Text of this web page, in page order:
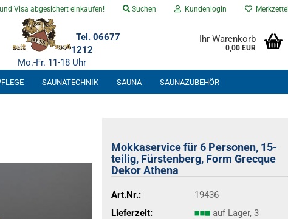
Visa abgesichert einkaufen! Suchen Kundenlogin Merkzettel
Tel. 06677
1212
Mo.-Fr. 11-18 Uhr
Ihr Warenkorb
0,00 EUR
SAUNATECHNIK SAUNA SAUNAZUBEHÖR
Mokkaservice für 6 Personen, 15-
teilig, Fürstenberg, Form Grecque
Dekor Athena
Art.Nr.:
19436
Lieferzeit:
auf Lager, 3